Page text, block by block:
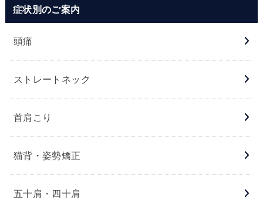
症状別のご案内
頭痛
ストレートネック
首肩こり
猫背・姿勢矯正
五十肩・四十肩